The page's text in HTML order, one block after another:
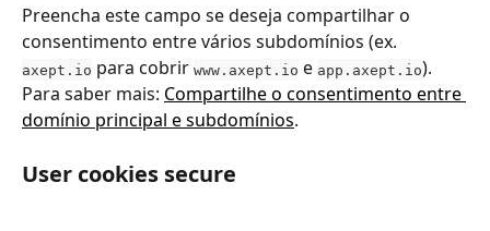
Preencha este campo se deseja compartilhar o
consentimento entre vários subdomínios (ex.
axept.io para cobrir www.axept.io e app.axept.io).
Para saber mais: Compartilhe o consentimento entre
domínio principal e subdomínios.
User cookies secure